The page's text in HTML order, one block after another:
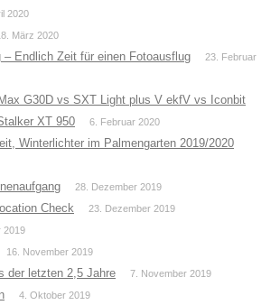
2020
März 2020
– Endlich Zeit für einen Fotoausflug
23. Februar
G30D vs SXT Light plus V ekfV vs Iconbit
XT 950
6. Februar 2020
Winterlichter im Palmengarten 2019/2020
28. Dezember 2019
Check 23. Dezember 2019
2019
16. November 2019
der letzten 2,5 Jahre 7. November 2019
4. Oktober 2019